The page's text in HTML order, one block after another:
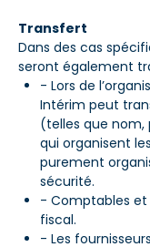
Transfert
Dans des cas
seront également
- Lors de
Intérim peut
(telles que nom,
qui organisent
purement
sécurité.
- Comptables et
fiscal.
- Les